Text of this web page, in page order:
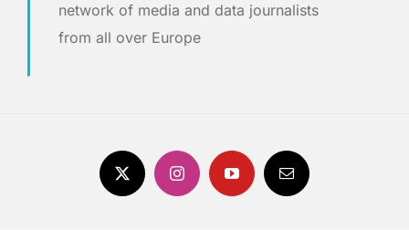
network of media and data journalists
from all over Europe